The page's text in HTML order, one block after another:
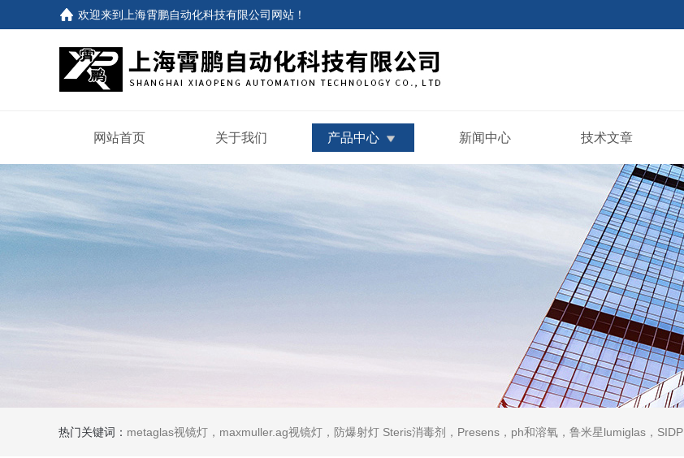
欢迎来到 上海霄鹏自动化科技有限公司网站 ！
网站首页 关于我们 产品中心 新闻中心 技术文章
热门关键词： metaglas视镜灯，maxmuller.ag视镜灯，防爆射灯 Steris消毒剂，Presens，ph和溶氧，鲁米星lumiglas，SIDPH露点仪，进口气体分析仪